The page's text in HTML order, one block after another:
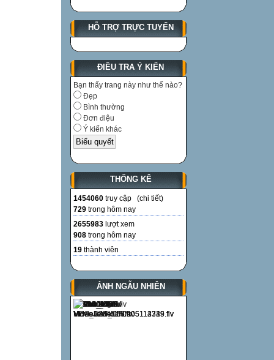
HỖ TRỢ TRỰC TUYẾN
ĐIỀU TRA Ý KIẾN
Bạn thấy trang này như thế nào?
Đẹp
Bình thường
Đơn điệu
Ý kiến khác
THỐNG KÊ
1454060 truy cập (chi tiết)
729 trong hôm nay
2655983 lượt xem
908 trong hôm nay
19 thành viên
ẢNH NGẪU NHIÊN